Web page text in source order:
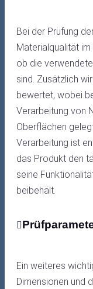
Bei der Prüfung
Materialqualität
ob die
sind. Zusätzlich
bewertet, wobei
Verarbeitung von
Oberflächen
Verarbeitung ist
das Produkt den
seine
beibehält.
Ein weiteres
Dimensionen und